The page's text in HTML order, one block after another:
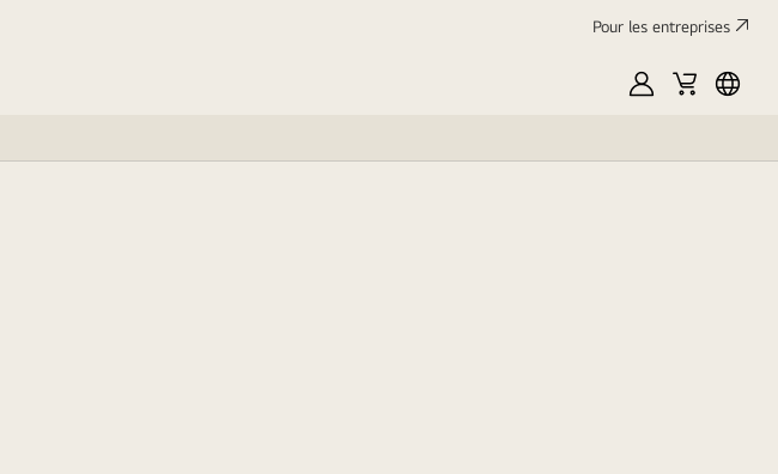
Pour les entreprises
Mon
Panier